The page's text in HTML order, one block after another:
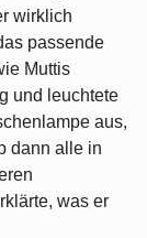
wirklich
passende
Muttis
und leuchtete
aus,
dann alle in
was er